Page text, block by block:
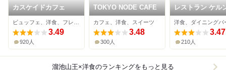
カスケイドカフェ
3.49
920人
TOKYO NODE CAFE
カフェ、洋食、スイーツ
3.48
300人
レストラン ケル
3.47
210人
溜池山王×洋食のランキングをもっと見る